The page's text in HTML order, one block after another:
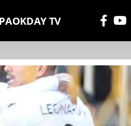
PAOKDAY TV